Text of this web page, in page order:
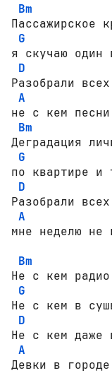
Bm
Пассажирское
G
я скучаю один
D
Разобрали
A
не с кем
Bm
Деградация
G
по квартире и
D
Разобрали
A
мне неделю не
Bm
Не с кем радио
G
Не с кем в
D
Не с кем даже
A
Девки в